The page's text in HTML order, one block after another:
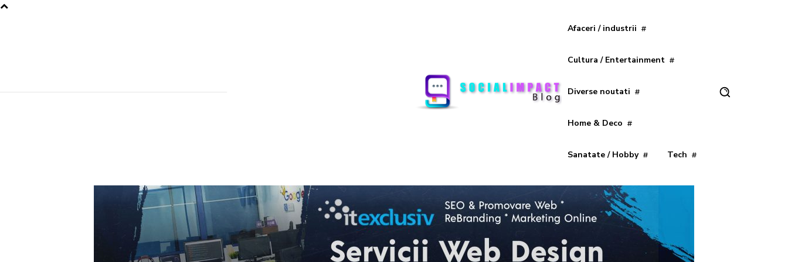
Afaceri / industrii
Cultura / Entertainment
Diverse noutati
Home & Deco
Sanatate / Hobby Tech